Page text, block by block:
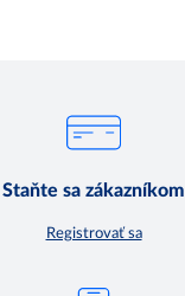
Staňte sa zákazníkom
Registrovať sa